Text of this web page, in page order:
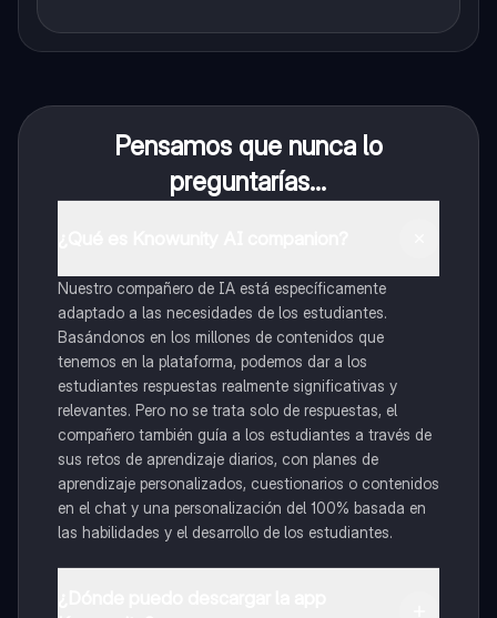
Pensamos que nunca lo
preguntarías...
Nuestro compañero de IA está específicamente
adaptado a las necesidades de los estudiantes.
Basándonos en los millones de contenidos que
tenemos en la plataforma, podemos dar a los
estudiantes respuestas realmente significativas y
relevantes. Pero no se trata solo de respuestas, el
compañero también guía a los estudiantes a través de
sus retos de aprendizaje diarios, con planes de
aprendizaje personalizados, cuestionarios o contenidos
en el chat y una personalización del 100% basada en
las habilidades y el desarrollo de los estudiantes.